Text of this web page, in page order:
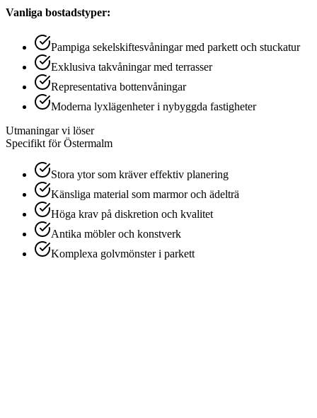
Vanliga bostadstyper:
Pampiga sekelskiftesvåningar med parkett och stuckatur
Exklusiva takvåningar med terrasser
Representativa bottenvåningar
Moderna lyxlägenheter i nybyggda fastigheter
Utmaningar vi löser
Specifikt förÖstermalm
Stora ytor som kräver effektiv planering
Känsliga material som marmor och ädelträ
Höga krav på diskretion och kvalitet
Antika möbler och konstverk
Komplexa golvmönster i parkett